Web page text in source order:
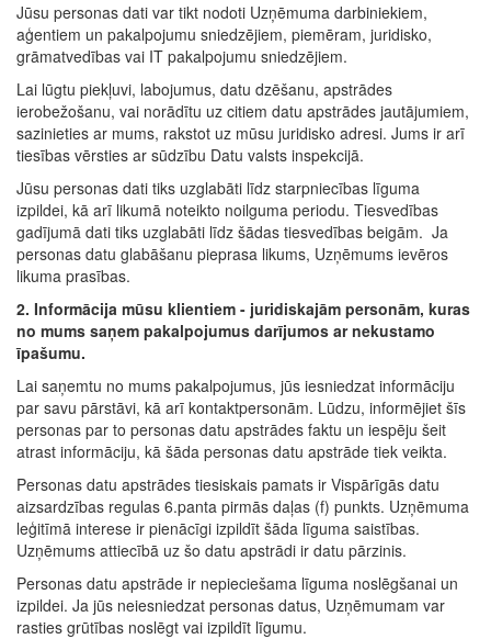
Jūsu personas dati var tikt nodoti Uzņēmuma darbiniekiem,
aģentiem un pakalpojumu sniedzējiem, piemēram, juridisko,
grāmatvedības vai IT pakalpojumu sniedzējiem.
Lai lūgtu piekļuvi, labojumus, datu dzēšanu, apstrādes
ierobežošanu, vai norādītu uz citiem datu apstrādes jautājumiem,
sazinieties ar mums, rakstot uz mūsu juridisko adresi. Jums ir arī
tiesības vērsties ar sūdzību Datu valsts inspekcijā.
Jūsu personas dati tiks uzglabāti līdz starpniecības līguma
izpildei, kā arī likumā noteikto noilguma periodu. Tiesvedības
gadījumā dati tiks uzglabāti līdz šādas tiesvedības beigām. Ja
personas datu glabāšanu pieprasa likums, Uzņēmums ievēros
likuma prasības.
2. Informācija mūsu klientiem - juridiskajām personām, kuras
no mums saņem pakalpojumus darījumos ar nekustamo
īpašumu.
Lai saņemtu no mums pakalpojumus, jūs iesniedzat informāciju
par savu pārstāvi, kā arī kontaktpersonām. Lūdzu, informējiet šīs
personas par to personas datu apstrādes faktu un iespēju šeit
atrast informāciju, kā šāda personas datu apstrāde tiek veikta.
Personas datu apstrādes tiesiskais pamats ir Vispārīgās datu
aizsardzības regulas 6.panta pirmās daļas (f) punkts. Uzņēmuma
leģitīmā interese ir pienācīgi izpildīt šāda līguma saistības.
Uzņēmums attiecībā uz šo datu apstrādi ir datu pārzinis.
Personas datu apstrāde ir nepieciešama līguma noslēgšanai un
izpildei. Ja jūs neiesniedzat personas datus, Uzņēmumam var
rasties grūtības noslēgt vai izpildīt līgumu.